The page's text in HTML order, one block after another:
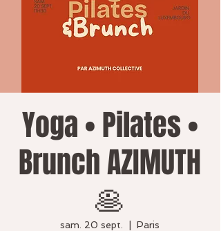
Yoga • Pilates •
Brunch AZIMUTH
🥞
sam. 20 sept. Paris